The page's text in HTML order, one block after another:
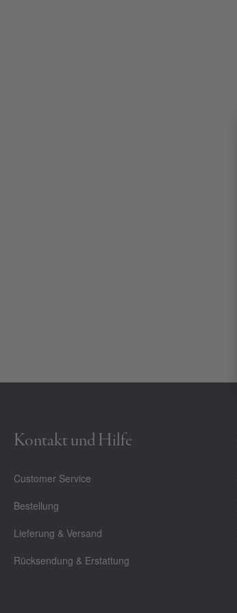
Kontakt und Hilfe
Customer Service
Bestellung
Lieferung & Versand
Rücksendung & Erstattung